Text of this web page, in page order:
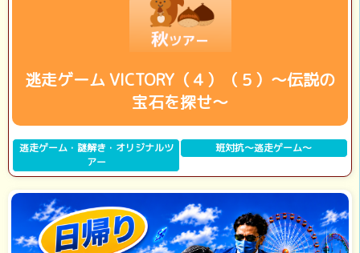
逃走ゲーム VICTORY（４）（５）～伝説の
宝石を探せ～
逃走ゲーム・謎解き・オリジナルツ
アー
班対抗～逃走ゲーム～